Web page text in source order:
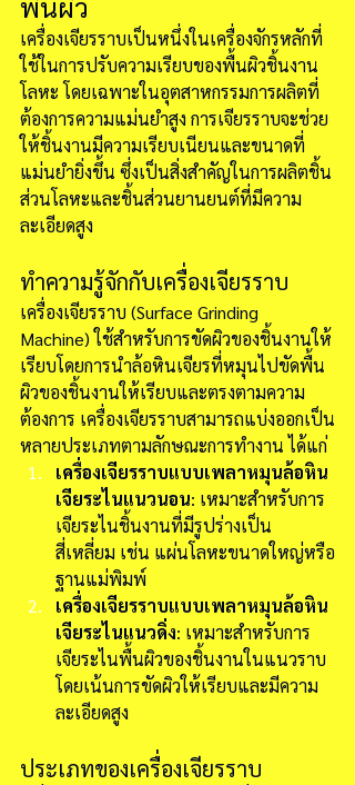
พื้นผิว
เครื่องเจียรราบเป็นหนึ่งในเครื่องจักรหลักที่
ใช้ในการปรับความเรียบของพื้นผิวชิ้นงาน
โลหะ โดยเฉพาะในอุตสาหกรรมการผลิตที่
ต้องการความแม่นยำสูง การเจียรราบจะช่วย
ให้ชิ้นงานมีความเรียบเนียนและขนาดที่
แม่นยำยิ่งขึ้น ซึ่งเป็นสิ่งสำคัญในการผลิตชิ้น
ส่วนโลหะและชิ้นส่วนยานยนต์ที่มีความ
ละเอียดสูง
ทำความรู้จักกับเครื่องเจียรราบ
เครื่องเจียรราบ (Surface Grinding
Machine) ใช้สำหรับการขัดผิวของชิ้นงานให้
เรียบโดยการนำล้อหินเจียรที่หมุนไปขัดพื้น
ผิวของชิ้นงานให้เรียบและตรงตามความ
ต้องการ เครื่องเจียรราบสามารถแบ่งออกเป็น
หลายประเภทตามลักษณะการทำงาน ได้แก่
เครื่องเจียรราบแบบเพลาหมุนล้อหิน
เจียระไนแนวนอน: เหมาะสำหรับการ
เจียระไนชิ้นงานที่มีรูปร่างเป็น
สี่เหลี่ยม เช่น แผ่นโลหะขนาดใหญ่หรือ
ฐานแม่พิมพ์
เครื่องเจียรราบแบบเพลาหมุนล้อหิน
เจียระไนแนวดิ่ง: เหมาะสำหรับการ
เจียระไนพื้นผิวของชิ้นงานในแนวราบ
โดยเน้นการขัดผิวให้เรียบและมีความ
ละเอียดสูง
ประเภทของเครื่องเจียรราบ